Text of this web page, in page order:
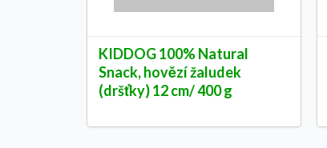
KIDDOG 100% Natural
Snack, hovězí žaludek
(dršťky) 12 cm/ 400 g